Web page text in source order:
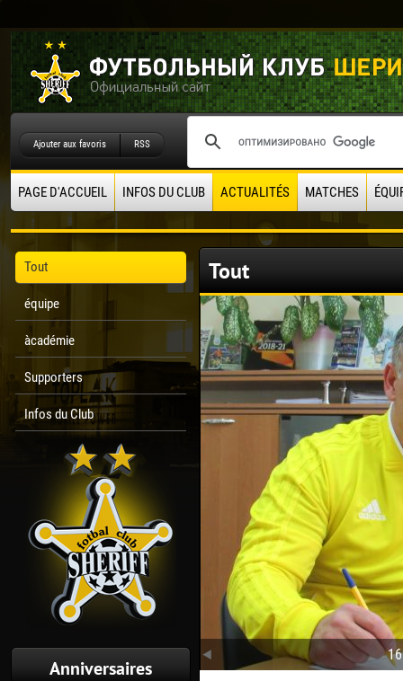
Ajouter aux favoris RSS
PAGE D'ACCUEIL INFOS DU CLUB ACTUALITÉS MATCHES
Tout
équipe
àcadémie
Supporters
Infos du Club
Anniversaires
Tout